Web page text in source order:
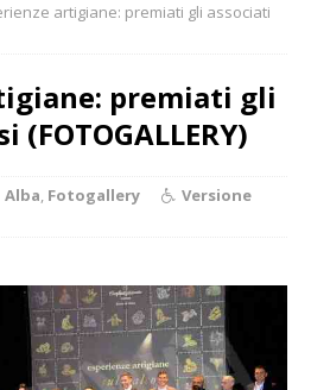
artigiane: premiati gli associati
premiati gli
Alba, Fotogallery
Versione